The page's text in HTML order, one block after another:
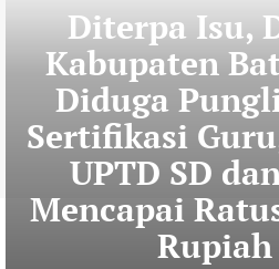
Diterpa Isu,
Kabupaten
Diduga
Sertifikasi
UPTD SD
Mencapai
Rupiah